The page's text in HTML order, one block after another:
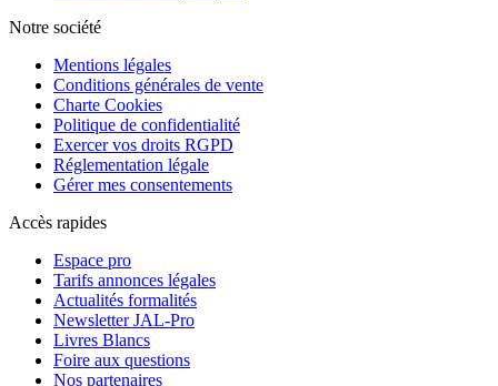
Notre société
Mentions légales
Conditions générales de vente
Charte Cookies
Politique de confidentialité
Exercer vos droits RGPD
Réglementation légale
Gérer mes consentements
Accès rapides
Espace pro
Tarifs annonces légales
Actualités formalités
Newsletter JAL-Pro
Livres Blancs
Foire aux questions
Nos partenaires